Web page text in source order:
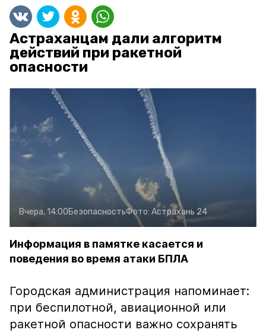
Астраханцам дали алгоритм
действий при ракетной
опасности
Вчера, 14:00БезопасностьФото: Астрахань 24
Информация в памятке касается и
поведения во время атаки БПЛА
Городская администрация напоминает:
при беспилотной, авиационной или
ракетной опасности важно сохранять